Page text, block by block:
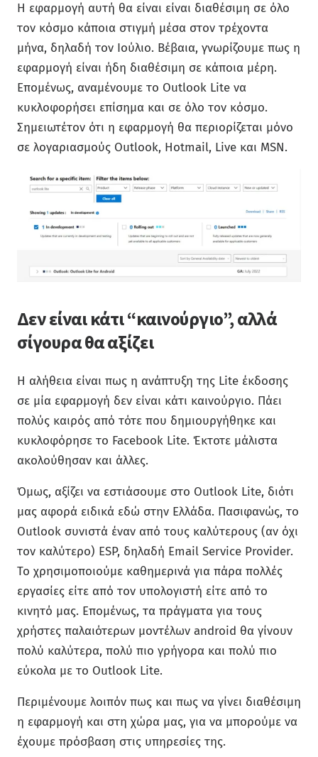
Η εφαρμογή αυτή θα είναι είναι διαθέσιμη σε όλο
τον κόσμο κάποια στιγμή μέσα στον τρέχοντα
μήνα, δηλαδή τον Ιούλιο. Βέβαια, γνωρίζουμε πως η
εφαρμογή είναι ήδη διαθέσιμη σε κάποια μέρη.
Επομένως, αναμένουμε το Outlook Lite να
κυκλοφορήσει επίσημα και σε όλο τον κόσμο.
Σημειωτέτον ότι η εφαρμογή θα περιορίζεται μόνο
σε λογαριασμούς Outlook, Hotmail, Live και MSN.
Δεν είναι κάτι “καινούργιο”, αλλά
σίγουρα θα αξίζει
Η αλήθεια είναι πως η ανάπτυξη της Lite έκδοσης
σε μία εφαρμογή δεν είναι κάτι καινούργιο. Πάει
πολύς καιρός από τότε που δημιουργήθηκε και
κυκλοφόρησε το Facebook Lite. Έκτοτε μάλιστα
ακολούθησαν και άλλες.
Όμως, αξίζει να εστιάσουμε στο Outlook Lite, διότι
μας αφορά ειδικά εδώ στην Ελλάδα. Πασιφανώς, το
Outlook συνιστά έναν από τους καλύτερους (αν όχι
τον καλύτερο) ESP, δηλαδή Email Service Provider.
Το χρησιμοποιούμε καθημερινά για πάρα πολλές
εργασίες είτε από τον υπολογιστή είτε από το
κινητό μας. Επομένως, τα πράγματα για τους
χρήστες παλαιότερων μοντέλων android θα γίνουν
πολύ καλύτερα, πολύ πιο γρήγορα και πολύ πιο
εύκολα με το Outlook Lite.
Περιμένουμε λοιπόν πως και πως να γίνει διαθέσιμη
η εφαρμογή και στη χώρα μας, για να μπορούμε να
έχουμε πρόσβαση στις υπηρεσίες της.